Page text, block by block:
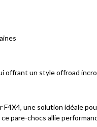
offrant un style offroad
F4X4, une solution idéale
pare-chocs allie